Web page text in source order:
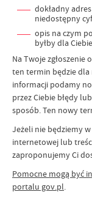
dokładny
niedostępny
opis na czym
byłby dla
Na Twoje
ten termin będzie
informacji podamy
przez Ciebie błędy
sposób. Ten nowy
Jeżeli nie będziemy
internetowej lub
zaproponujemy Ci
Pomocne mogą być
portalu gov.pl.